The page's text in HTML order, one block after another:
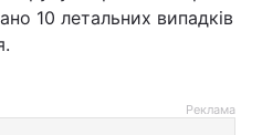
10 летальних випадків
Реклама